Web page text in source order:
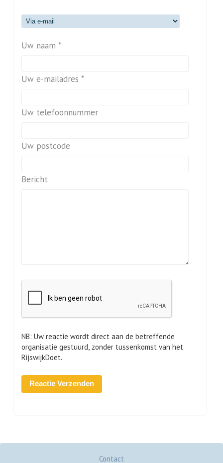
Uw naam *
Uw e-mailadres *
Uw telefoonnummer
Uw postcode
Bericht
NB: Uw reactie wordt direct aan de betreffende
organisatie gestuurd, zonder tussenkomst van het
RijswijkDoet.
Contact